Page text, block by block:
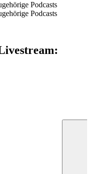
Podcasts
Podcasts